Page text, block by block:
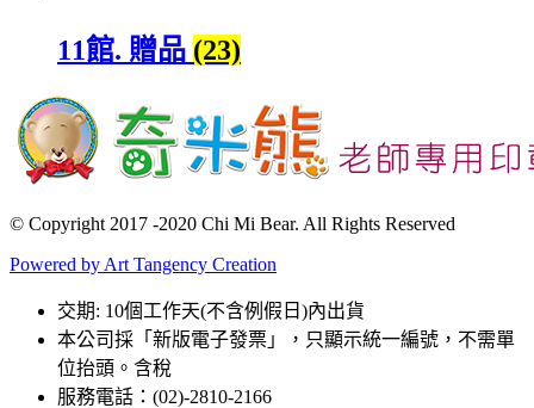
11館. 贈品 (23)
© Copyright 2017 -2020 Chi Mi Bear. All Rights Reserved
Powered by Art Tangency Creation
交期: 10個工作天(不含例假日)內出貨
本公司採「新版電子發票」，只顯示統一編號，不需單
位抬頭。含稅
服務電話：(02)-2810-2166